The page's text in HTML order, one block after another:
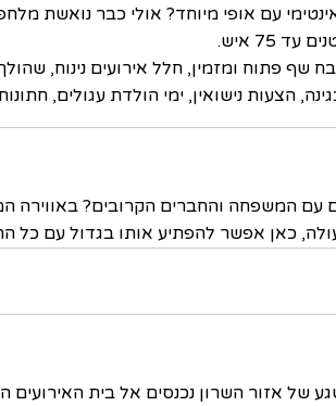
75 איש.
הצעות נישואין, ימי הולדת עגולים,
עם המשפחה והחברים הקרובים? באווירה
של אזור השרון נכנסים אל בית האירועים